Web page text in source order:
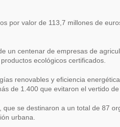
valor de 113,7 millones de
centenar de empresas de
ecológicos certificados.
renovables y eficiencia
de 1.400 que evitaron el vertido
se destinaron a un total de 87
urbana.